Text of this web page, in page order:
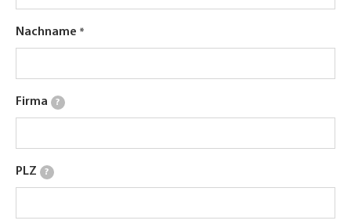
Nachname
Firma ?
PLZ ?